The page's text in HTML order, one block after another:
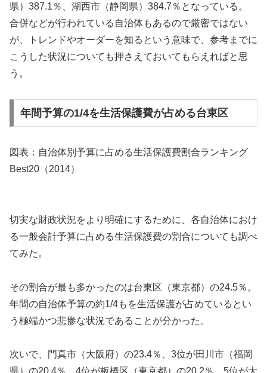
県）387.1％、湖西市（静岡県）384.7％となっている。
合併などが行われている自治体もあるので厳密ではない
が、トレンドやオーダーを知るという意味で、参考までに
こうした状況についても押さえておいてもらえればと思
う。
年間予算の1/4を生活保護費が占める台東区
図表：自治体別予算に占める生活保護費割合ランキング
Best20（2014）
切実な財政状況をより明確にするために、各自治体におけ
る一般会計予算に占める生活保護費の割合についても調べ
てみた。
その割合が最も多かったのは台東区（東京都）の24.5％。
年間の自治体予算の約1/4もを生活保護が占めているとい
う極端かつ悲惨な状況であることが分かった。
次いで、門真市（大阪府）の23.4％、3位が田川市（福岡